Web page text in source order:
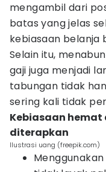
mengambil dari
batas yang jelas
kebiasaan belanja
Selain itu,
gaji juga menjadi
tabungan tidak
sering kali tidak
Kebiasaan hemat
diterapkan
Ilustrasi uang (freepik.com)